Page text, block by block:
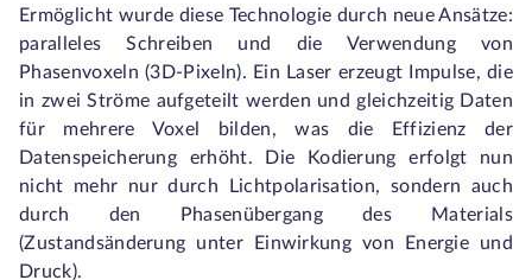
Ermöglicht wurde diese Technologie durch neue Ansätze:
paralleles Schreiben und die Verwendung von
Phasenvoxeln (3D-Pixeln). Ein Laser erzeugt Impulse, die
in zwei Ströme aufgeteilt werden und gleichzeitig Daten
für mehrere Voxel bilden, was die Effizienz der
Datenspeicherung erhöht. Die Kodierung erfolgt nun
nicht mehr nur durch Lichtpolarisation, sondern auch
durch den Phasenübergang des Materials
(Zustandsänderung unter Einwirkung von Energie und
Druck).